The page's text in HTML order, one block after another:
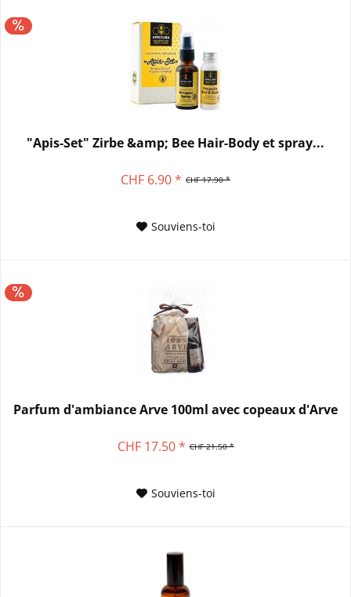
"Apis-Set" Zirbe &amp; Bee Hair-Body et spray...
CHF 17.90 *
CHF 6.90 *
Souviens-toi
Parfum d'ambiance Arve 100ml avec copeaux d'Arve
CHF 21.50 *
CHF 17.50 *
Souviens-toi